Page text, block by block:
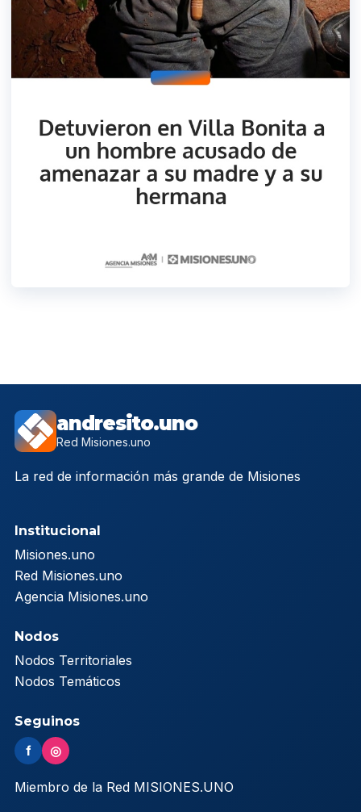
andresito.uno
Red Misiones.uno
La red de información más grande de Misiones
Institucional
Misiones.uno
Red Misiones.uno
Agencia Misiones.uno
Nodos
Nodos Territoriales
Nodos Temáticos
Seguinos
f ◎
Miembro de la Red MISIONES.UNO